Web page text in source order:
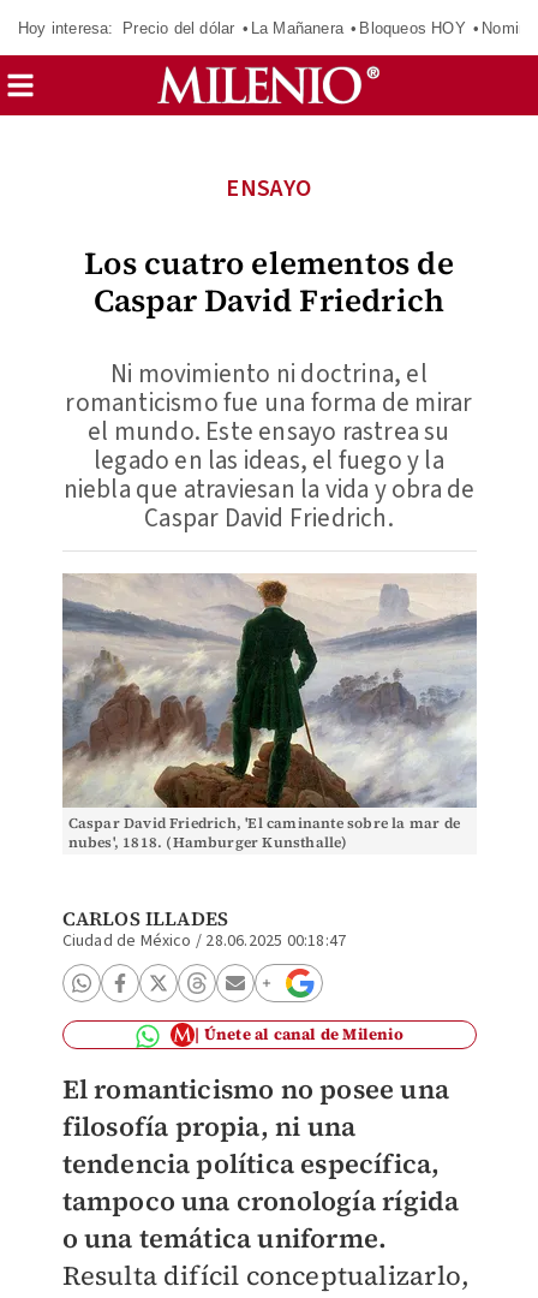
Hoy interesa: Precio del dólar La Mañanera Bloqueos HOY
Los cuatro elementos de
Caspar David Friedrich
ENSAYO
Ni movimiento ni doctrina, el
romanticismo fue una forma de mirar
el mundo. Este ensayo rastrea su
legado en las ideas, el fuego y la
niebla que atraviesan la vida y obra de
Caspar David Friedrich.
Caspar David Friedrich, 'El caminante sobre la mar de
nubes', 1818. (Hamburger Kunsthalle)
CARLOS ILLADES
Ciudad de México / 28.06.2025 00:18:47
Únete al canal de Milenio
El romanticismo no posee una
filosofía propia, ni una
tendencia política específica,
tampoco una cronología rígida
o una temática uniforme.
Resulta difícil conceptualizarlo,